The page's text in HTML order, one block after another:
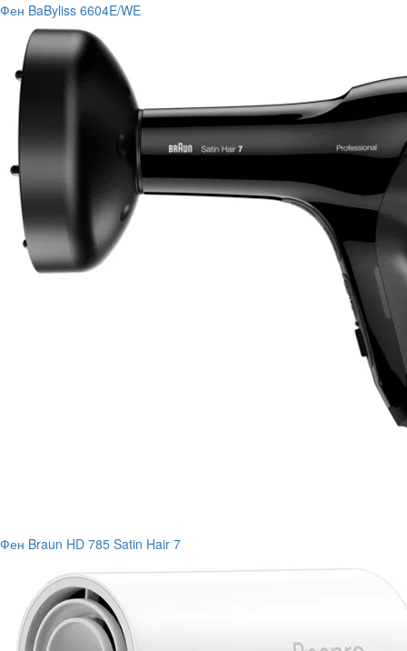
Фен BaByliss 6604E/WE
Фен Braun HD 785 Satin Hair 7